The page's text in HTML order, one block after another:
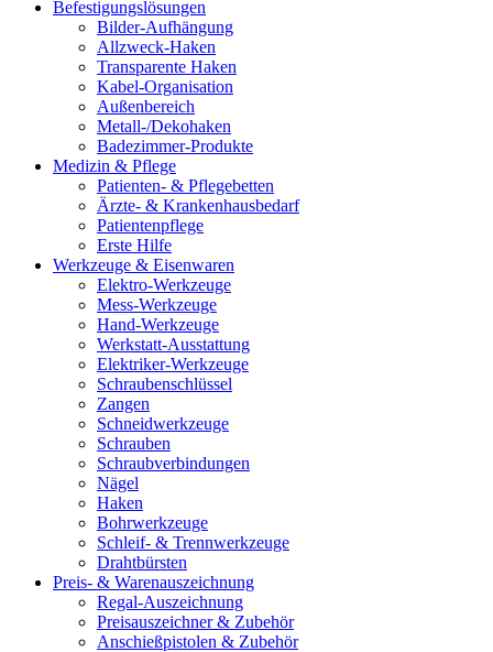
Befestigungslösungen
Bilder-Aufhängung
Allzweck-Haken
Transparente Haken
Kabel-Organisation
Außenbereich
Metall-/Dekohaken
Badezimmer-Produkte
Medizin & Pflege
Patienten- & Pflegebetten
Ärzte- & Krankenhausbedarf
Patientenpflege
Erste Hilfe
Werkzeuge & Eisenwaren
Elektro-Werkzeuge
Mess-Werkzeuge
Hand-Werkzeuge
Werkstatt-Ausstattung
Elektriker-Werkzeuge
Schraubenschlüssel
Zangen
Schneidwerkzeuge
Schrauben
Schraubverbindungen
Nägel
Haken
Bohrwerkzeuge
Schleif- & Trennwerkzeuge
Drahtbürsten
Preis- & Warenauszeichnung
Regal-Auszeichnung
Preisauszeichner & Zubehör
Anschießpistolen & Zubehör